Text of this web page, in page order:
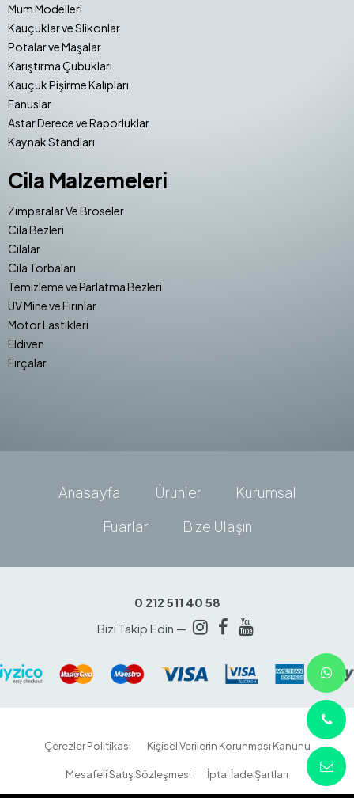
Mum Modelleri
Kauçuklar ve Slikonlar
Potalar ve Maşalar
Karıştırma Çubukları
Kauçuk Pişirme Kalıpları
Fanuslar
Astar Derece ve Raporluklar
Kaynak Standları
Cila Malzemeleri
Zımparalar Ve Broseler
Cila Bezleri
Cilalar
Cila Torbaları
Temizleme ve Parlatma Bezleri
UV Mine ve Fırınlar
Motor Lastikleri
Eldiven
Fırçalar
Anasayfa Ürünler
Kurumsal
Fuarlar
Bize Ulaşın
0 212 511 40 58
Bizi Takip Edin —
Çerezler Politikası Kişisel Verilerin Korunması Kanunu
Mesafeli Satış Sözleşmesi İptal İade Şartları